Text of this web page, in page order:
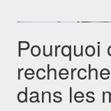
Pourquoi
dans les